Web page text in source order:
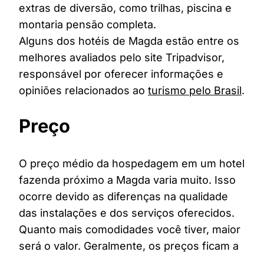
extras de diversão, como trilhas, piscina e
montaria pensão completa.
Alguns dos hotéis de Magda estão entre os
melhores avaliados pelo site Tripadvisor,
responsável por oferecer informações e
opiniões relacionados ao turismo pelo Brasil.
Preço
O preço médio da hospedagem em um hotel
fazenda próximo a Magda varia muito. Isso
ocorre devido as diferenças na qualidade
das instalações e dos serviços oferecidos.
Quanto mais comodidades você tiver, maior
será o valor. Geralmente, os preços ficam a